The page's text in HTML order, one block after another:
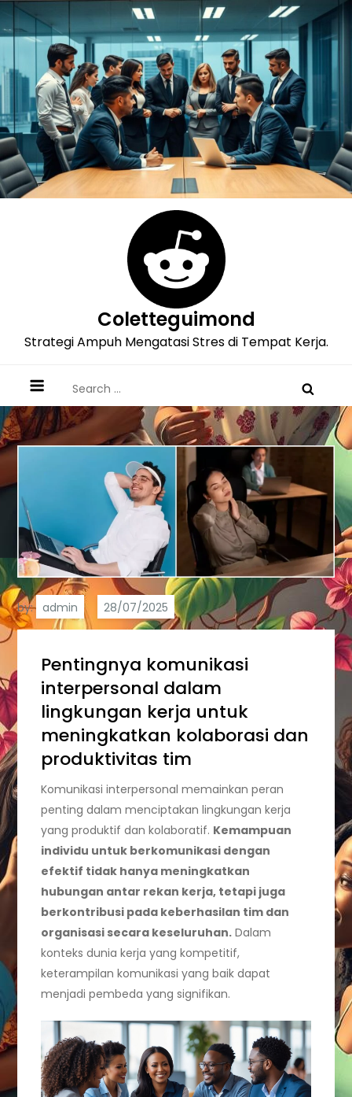
Skip
to
Coletteguimond
Strategi Ampuh Mengatasi Stres di Tempat Kerja.
for:
by: admin
Pentingnya komunikasi
interpersonal dalam
lingkungan kerja untuk
meningkatkan kolaborasi dan
produktivitas tim
Komunikasi interpersonal memainkan peran
penting dalam menciptakan lingkungan kerja
yang produktif dan kolaboratif. Kemampuan
individu untuk berkomunikasi dengan
efektif tidak hanya meningkatkan
hubungan antar rekan kerja, tetapi juga
berkontribusi pada keberhasilan tim dan
organisasi secara keseluruhan. Dalam
konteks dunia kerja yang kompetitif,
keterampilan komunikasi yang baik dapat
menjadi pembeda yang signifikan.